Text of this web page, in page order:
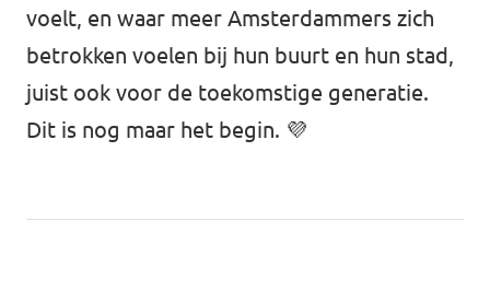
voelt, en waar meer Amsterdammers zich
betrokken voelen bij hun buurt en hun stad,
juist ook voor de toekomstige generatie.
Dit is nog maar het begin. 💜